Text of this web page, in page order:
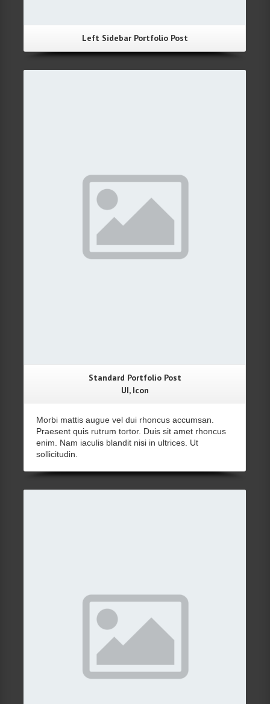
Left Sidebar Portfolio Post
Standard Portfolio Post
UI, Icon
Morbi mattis augue vel dui rhoncus accumsan.
Praesent quis rutrum tortor. Duis sit amet rhoncus
enim. Nam iaculis blandit nisi in ultrices. Ut
sollicitudin.